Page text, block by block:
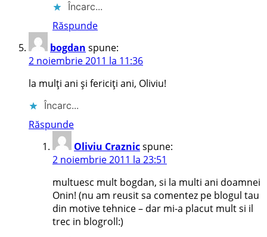
Încarc...
Răspunde
bogdan spune:
2 noiembrie 2011 la 11:36
la mulți ani și fericiți ani, Oliviu!
Încarc...
Răspunde
Oliviu Craznicspune:
2 noiembrie 2011 la 23:51
multuesc mult bogdan, si la multi ani doamnei
Onin! (nu am reusit sa comentez pe blogul tau
din motive tehnice – dar mi-a placut mult si il
trec in blogroll:)